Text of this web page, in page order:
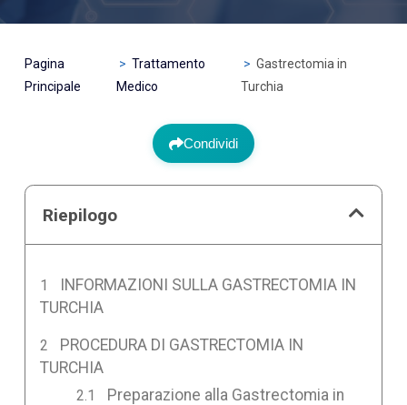
Pagina
Principale
Trattamento
Medico
Gastrectomia in
Turchia
Condividi
Riepilogo
INFORMAZIONI SULLA GASTRECTOMIA IN
TURCHIA
PROCEDURA DI GASTRECTOMIA IN
TURCHIA
Preparazione alla Gastrectomia in